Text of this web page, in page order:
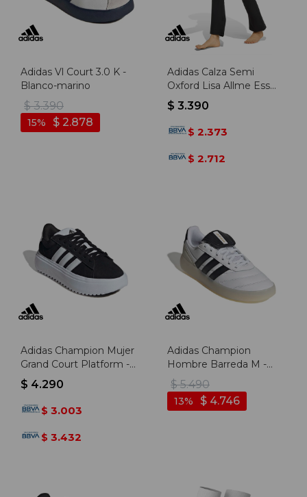
Adidas Vl Court 3.0 K -
Blanco-marino
$ 3.390
$ 2.878
15
Adidas Calza Semi
Oxford Lisa Allme Ess
Flare - Negro
$ 3.390
$ 2.373
$ 2.712
Adidas Champion Mujer
Grand Court Platform -
Negro-blanco
$ 4.290
$ 3.003
$ 3.432
Adidas Champion
Hombre Barreda M -
Blanco-negro
$ 5.490
$ 4.746
13